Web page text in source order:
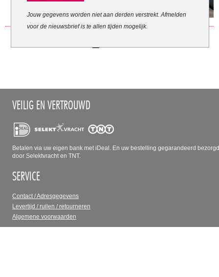
VEILIG EN VERTROUWD
Betalen via uw eigen bank met iDeal. En uw bestelling gegarandeerd
door Selektvracht en TNT.
SERVICE
Contact / Adresgegevens
Levertijd / ruilen / retourneren
Algemene voorwaarden
Levertijd, retourneren, ruilen
Jouw gegevens worden niet aan derden verstrekt. Afmelden
voor de nieuwsbrief is te allen tijden mogelijk.